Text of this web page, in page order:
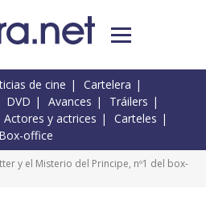
de cine
Cartelera
DVD Avances
Tráilers
Actores y actrices
Carteles
Box-office
y el Misterio del Principe, nº1 del box-